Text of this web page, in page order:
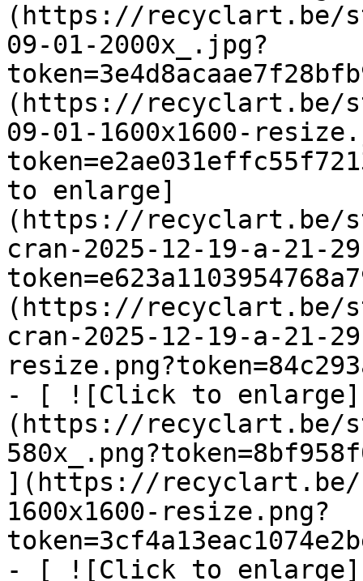
(https://recyclart.be/
09-01-2000x_.jpg?
(https://recyclart.be/
09-01-1600x1600-
to enlarge]
(https://recyclart.be/
cran-2025-12-19-a-21-
(https://recyclart.be/
cran-2025-12-19-a-21-
- [ ![Click to enlarge]
(https://recyclart.be/
](https://
1600x1600-resize.png?
- [ ![Click to enlarge]